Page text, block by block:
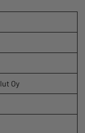
Oy